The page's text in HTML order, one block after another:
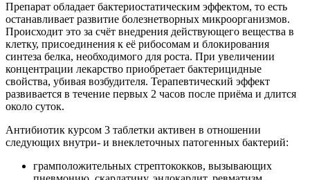
Препарат обладает бактериостатическим эффектом, то есть
останавливает развитие болезнетворных микроорганизмов.
Происходит это за счёт внедрения действующего вещества в
клетку, присоединения к её рибосомам и блокирования
синтеза белка, необходимого для роста. При увеличении
концентрации лекарство приобретает бактерицидные
свойства, убивая возбудителя. Терапевтический эффект
развивается в течение первых 2 часов после приёма и длится
около суток.
Антибиотик курсом 3 таблетки активен в отношении
следующих внутри- и внеклеточных патогенных бактерий:
грамположительных стрептококков, вызывающих